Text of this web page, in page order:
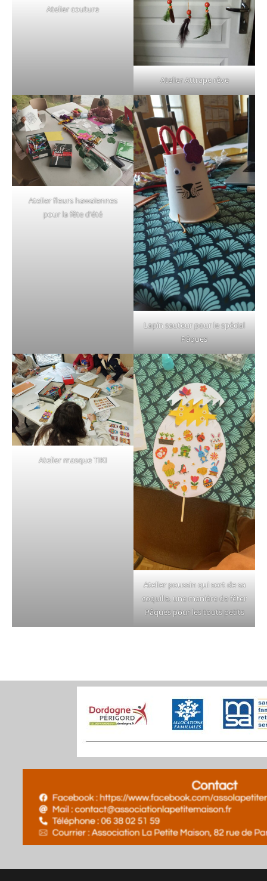
Atelier couture
Atelier Attrape rêve
Atelier fleurs hawaïennes
pour la fête d’été
Lapin sauteur pour le spécial
Pâques
Atelier masque TIKI
Atelier poussin qui sort de sa
coquille, une manière de fêter
Pâques pour les touts petits